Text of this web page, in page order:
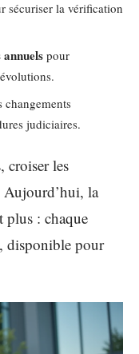
sécuriser la vérification
pour
changements
judiciaires.
croiser les
Aujourd’hui, la
plus : chaque
disponible pour